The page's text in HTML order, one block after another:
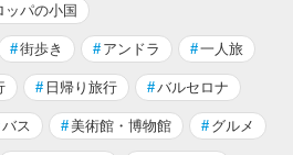
ッパの小国
#街歩き # アンドラ #一人旅
# 日帰り旅行 #バルセロナ
バス #美術館・博物館 # グルメ